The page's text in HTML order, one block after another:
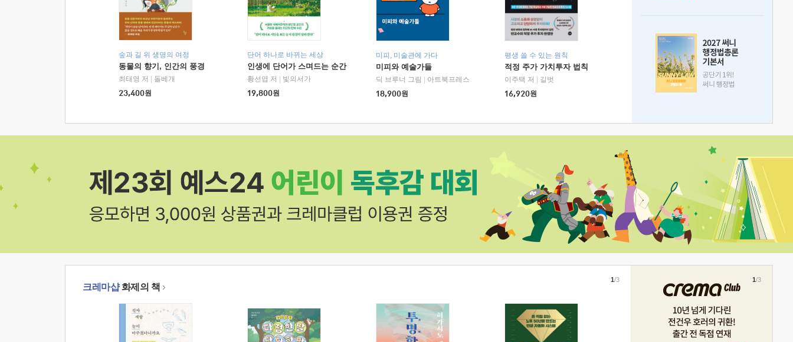
숲과 길 위 생명의 여정
동물의 향기, 인간의 풍경
최태영 저
돌베개
23,400원
단어 하나로 바뀌는 세상
인생에 단어가 스며드는 순간
황선엽 저
빛의서가
19,800원
미피, 미술관에 가다
미피와 예술가들
딕 브루너 그림
아트북프레스
18,900원
평생 쓸 수 있는 원칙
적정 주가 가치투자 법칙
이주택 저
길벗
16,920원
크레마샵화제의 책
1/3 1/3